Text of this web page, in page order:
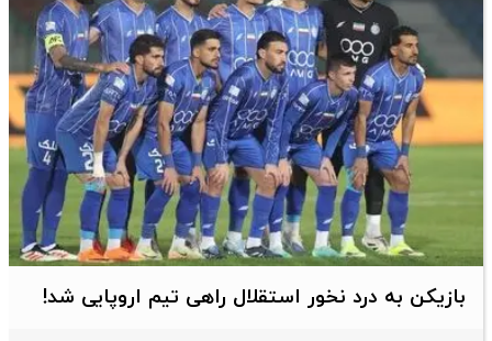
بازیکن به درد نخور استقلال راهی تیم اروپایی شد!